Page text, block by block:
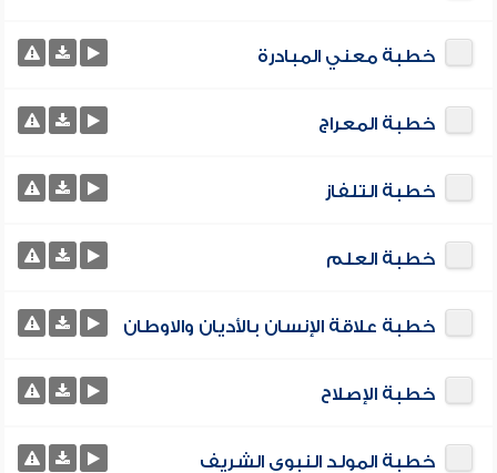
خطبة معني المبادرة
خطبة المعراج
خطبة التلفاز
خطبة العلم
خطبة علاقة الإنسان بالأديان والاوطان
خطبة الإصلاح
خطبة المولد النبوي الشريف